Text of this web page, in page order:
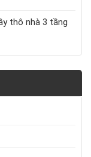
thô nhà 3 tầng